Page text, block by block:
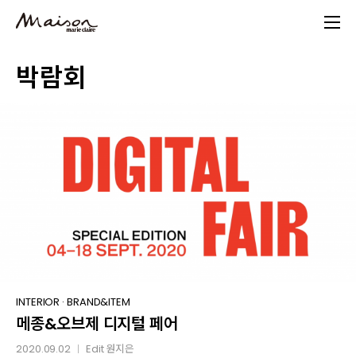
content
박람회
메종
&
오브제
INTERIOR · BRAND&ITEM
메종&오브제 디지털 페어
2020.09.02 Edit원지은